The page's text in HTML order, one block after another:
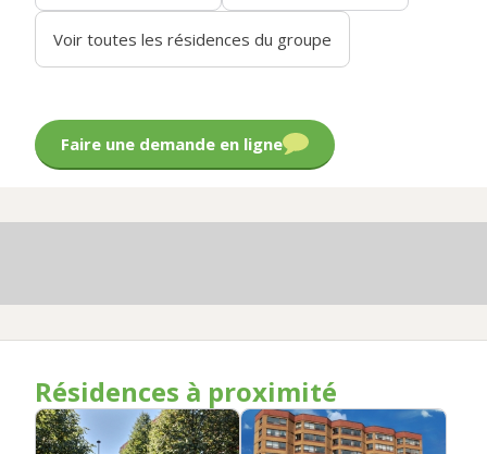
Voir toutes les résidences du groupe
Faire une demande en ligne
Résidences à proximité